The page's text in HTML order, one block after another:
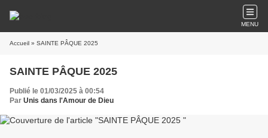
MENU
Accueil » SAINTE PÂQUE 2025
SAINTE PÂQUE 2025
Publié le 01/03/2025 à 00:54
Par Unis dans l'Amour de Dieu